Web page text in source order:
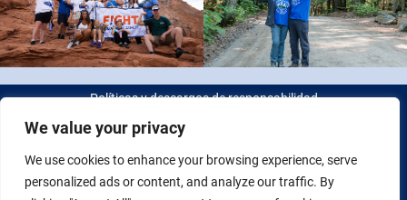
We value your privacy
We use cookies to enhance your browsing experience, serve
personalized ads or content, and analyze our traffic. By
Políticas y descargos de responsabilidad
© 2026 Fight Colorectal Cancer. Todos los derechos reservados.
Identificación fiscal: 20-2622550